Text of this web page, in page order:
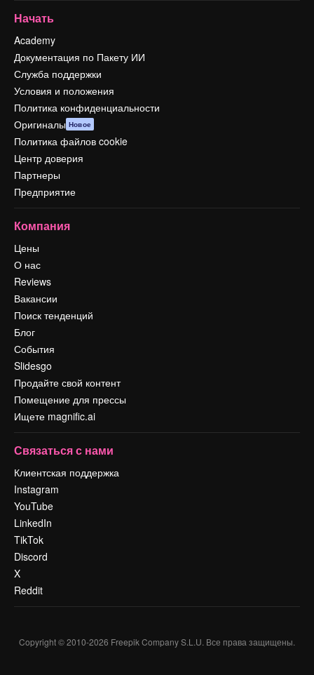
Начать
Academy
Документация по Пакету ИИ
Служба поддержки
Условия и положения
Политика конфиденциальности
Оригиналы Новое
Политика файлов cookie
Центр доверия
Партнеры
Предприятие
Компания
Цены
О нас
Reviews
Вакансии
Поиск тенденций
Блог
События
Slidesgo
Продайте свой контент
Помещение для прессы
Ищете magnific.ai
Связаться с нами
Клиентская поддержка
Instagram
YouTube
LinkedIn
TikTok
Discord
X
Reddit
Copyright © 2010-2026 Freepik Company S.L.U. Все права защищены.